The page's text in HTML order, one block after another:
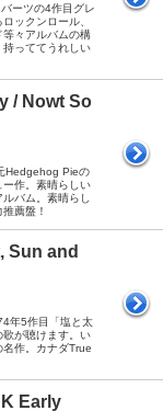
ーツの4作目グレ
ックンロール、
々アルバムの構
持っててうれしい
/ Nowt So
Hedgehog Pieの
ー作。素晴らしい
バム。素晴らし
薦盤！
Sun and
年5作目「塩と太
が聴けます。い
作。カナダTrue
Early